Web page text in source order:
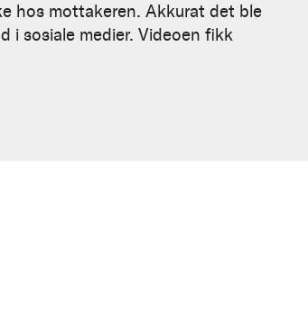
hos mottakeren. Akkurat det ble
i sosiale medier. Videoen fikk